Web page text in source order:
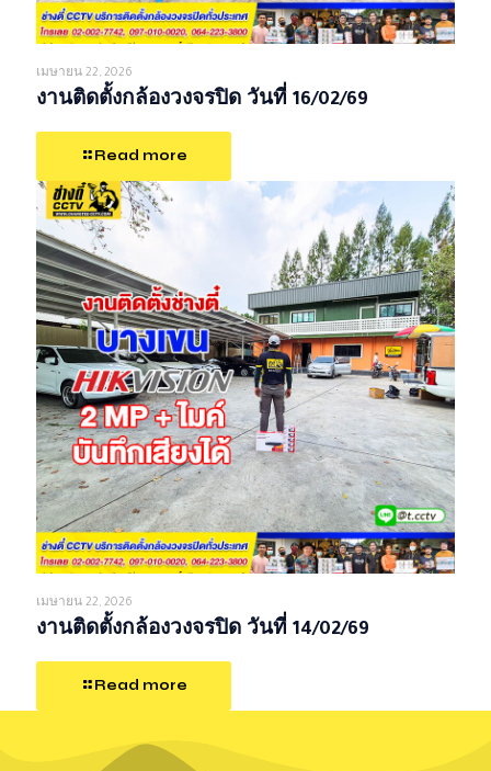
เมษายน 22, 2026
งานติดตั้งกล้องวงจรปิด วันที่ 16/02/69
Read more
เมษายน 22, 2026
งานติดตั้งกล้องวงจรปิด วันที่ 14/02/69
Read more